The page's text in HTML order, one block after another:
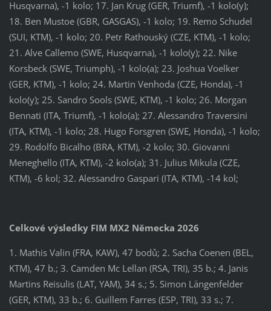
Husqvarna), -1 kolo; 17. Jan Krug (GER, Triumf), -1 kolo(y);
18. Ben Mustoe (GBR, GASGAS), -1 kolo; 19. Remo Schudel
(SUI, KTM), -1 kolo; 20. Petr Rathouský (CZE, KTM), -1 kolo;
21. Alve Callemo (SWE, Husqvarna), -1 kolo(y); 22. Nike
Korsbeck (SWE, Triumph), -1 kolo(a); 23. Joshua Voelker
(GER, KTM), -1 kolo; 24. Martin Venhoda (CZE, Honda), -1
kolo(y); 25. Sandro Sools (SWE, KTM), -1 kolo; 26. Morgan
Bennati (ITA, Triumf), -1 kolo(a); 27. Alessandro Traversini
(ITA, KTM), -1 kolo; 28. Hugo Forsgren (SWE, Honda), -1 kolo;
29. Rodolfo Bicalho (BRA, KTM), -2 kolo; 30. Giovanni
Meneghello (ITA, KTM), -2 kolo(a); 31. Julius Mikula (CZE,
KTM), -6 kol; 32. Alessandro Gaspari (ITA, KTM), -14 kol;
Celkové výsledky FIM MX2 Německa 2026
1. Mathis Valin (FRA, KAW), 47 bodů; 2. Sacha Coenen (BEL,
KTM), 47 b.; 3. Camden Mc Lellan (RSA, TRI), 35 b.; 4. Janis
Martins Reisulis (LAT, YAM), 34 s.; 5. Simon Längenfelder
(GER, KTM), 33 b.; 6. Guillem Farres (ESP, TRI), 33 s.; 7.